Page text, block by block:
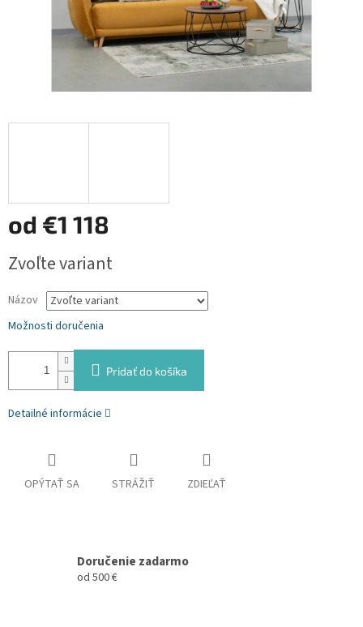
od €1 118
cena:
Zvoľte variant
Názov
Možnosti doručenia
Pridať do košíka
Detailné informácie
OPÝTAŤ SA STRÁŽIŤ ZDIEĽAŤ
Doručenie zadarmo
od 500 €